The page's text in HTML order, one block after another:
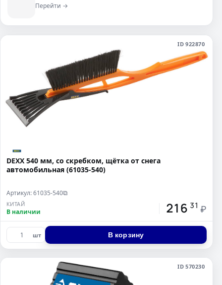
Перейти →
ID 922870
DEXX 540 мм, со скребком, щётка от снега
автомобильная (61035-540)
Артикул: 61035-540⧉
КИТАЙ
В наличии 216 31 ₽
шт В корзину
ID 570230